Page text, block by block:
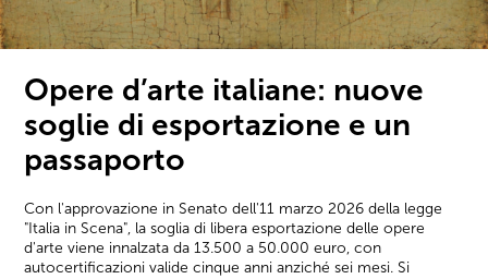
Opere d’arte italiane: nuove
soglie di esportazione e un
passaporto
Con l'approvazione in Senato dell'11 marzo 2026 della legge
"Italia in Scena", la soglia di libera esportazione delle opere
d'arte viene innalzata da 13.500 a 50.000 euro, con
autocertificazioni valide cinque anni anziché sei mesi. Si